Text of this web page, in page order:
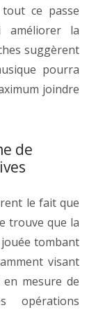
ce passe
améliorer la
suggèrent
pourra
joindre
de
le fait que
trouve que la
tombant
visant
mesure de
opérations